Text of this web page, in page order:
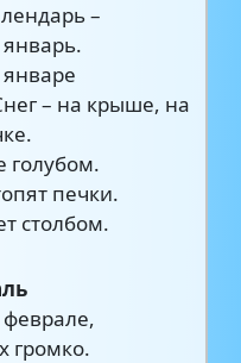
–
– на крыше, на
голубом.
печки.
столбом.
громко.